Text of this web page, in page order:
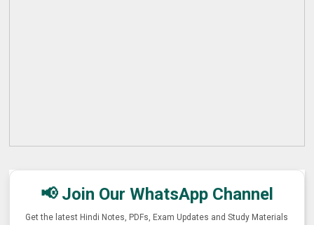
📢 Join Our WhatsApp Channel
Get the latest Hindi Notes, PDFs, Exam Updates and Study Materials